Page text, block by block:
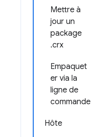
Mettre à
jour un
package
.crx
Empaquet
er via la
ligne de
commande
Hôte